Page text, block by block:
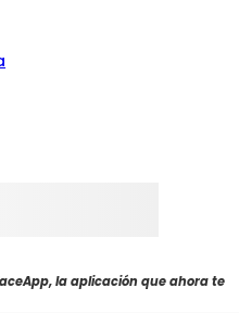
FaceApp, la aplicación que ahora te